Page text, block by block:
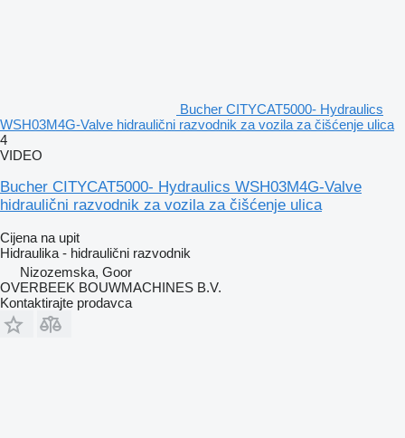
Bucher CITYCAT5000- Hydraulics
WSH03M4G-Valve hidraulični razvodnik za vozila za čišćenje ulica
4
VIDEO
Bucher CITYCAT5000- Hydraulics WSH03M4G-Valve
hidraulični razvodnik za vozila za čišćenje ulica
Cijena na upit
Hidraulika - hidraulični razvodnik
Nizozemska, Goor
OVERBEEK BOUWMACHINES B.V.
Kontaktirajte prodavca